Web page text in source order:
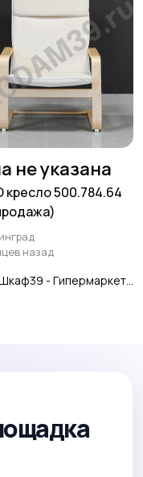
не указана
кресло 500.784.64
назад